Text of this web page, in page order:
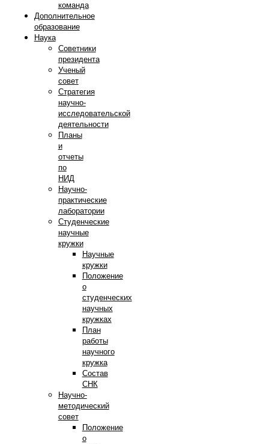
команда
Дополнительное
образование
Наука
Советники
президента
Ученый
совет
Стратегия
научно-
исследовательской
деятельности
Планы
и
отчеты
по
НИД
Научно-
практические
лаборатории
Студенческие
научные
кружки
Научные
кружки
Положение
о
студенческих
научных
кружках
План
работы
научного
кружка
Состав
СНК
Научно-
методический
совет
Положение
о